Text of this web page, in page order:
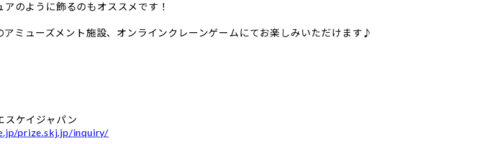
のように飾るのもオススメです！
ミューズメント施設、オンラインクレーンゲームにてお楽しみいただけます♪
スケイジャパン
prize.skj.jp/inquiry/